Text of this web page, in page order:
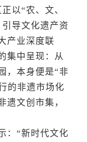
以“农、文、
导文化遗产资
产业深度联
集中呈现：从
，本身便是“非
的非遗市场化
遗文创市集，
“新时代文化